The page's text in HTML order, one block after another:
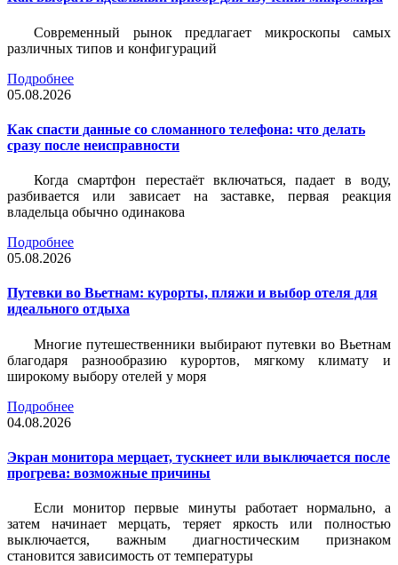
Современный рынок предлагает микроскопы самых
различных типов и конфигураций
Подробнее
05.08.2026
Как спасти данные со сломанного телефона: что делать
сразу после неисправности
Когда смартфон перестаёт включаться, падает в воду,
разбивается или зависает на заставке, первая реакция
владельца обычно одинакова
Подробнее
05.08.2026
Путевки во Вьетнам: курорты, пляжи и выбор отеля для
идеального отдыха
Многие путешественники выбирают путевки во Вьетнам
благодаря разнообразию курортов, мягкому климату и
широкому выбору отелей у моря
Подробнее
04.08.2026
Экран монитора мерцает, тускнеет или выключается после
прогрева: возможные причины
Если монитор первые минуты работает нормально, а
затем начинает мерцать, теряет яркость или полностью
выключается, важным диагностическим признаком
становится зависимость от температуры